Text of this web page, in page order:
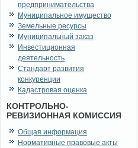
предпринимательства
Муниципальное имущество
Земельные ресурсы
Муниципальный заказ
Инвестиционная
деятельность
Стандарт развития
конкуренции
Кадастровая оценка
КОНТРОЛЬНО-
РЕВИЗИОННАЯ КОМИССИЯ
Общая информация
Нормативные правовые акты